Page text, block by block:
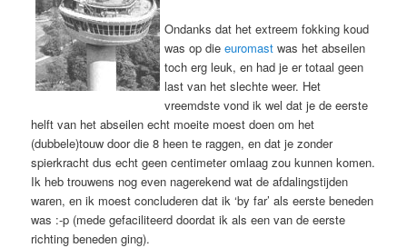
Ondanks dat het extreem fokking koud
was op dieeuromast was het abseilen
toch erg leuk, en had je er totaal geen
last van het slechte weer. Het
vreemdste vond ik wel dat je de eerste
helft van het abseilen echt moeite moest doen om het
(dubbele)touw door die 8 heen te raggen, en dat je zonder
spierkracht dus echt geen centimeter omlaag zou kunnen komen.
Ik heb trouwens nog even nagerekend wat de afdalingstijden
waren, en ik moest concluderen dat ik ‘by far’ als eerste beneden
was :-p (mede gefaciliteerd doordat ik als een van de eerste
richting beneden ging).